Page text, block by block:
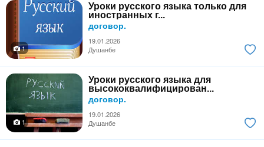
Уроки русского языка только для
иностранных г...
договор.
19.01.2026
1
Душанбе
Уроки русского языка для
высококвалифицирован...
договор.
19.01.2026
1
Душанбе